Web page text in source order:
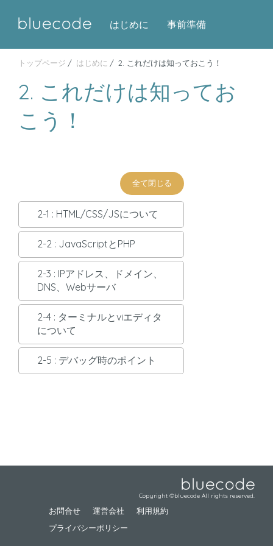
はじめに 事前準備
トップページ はじめに 2. これだけは知っておこう！
2. これだけは知ってお
こう！
全て閉じる
2-1 : HTML/CSS/JSについて
2-2 : JavaScriptとPHP
2-3 : IPアドレス、ドメイン、
DNS、Webサーバ
2-4 : ターミナルとviエディタ
について
2-5 : デバッグ時のポイント
Copyright ©bluecode All rights reserved.
お問合せ 運営会社
利用規約
プライバシーポリシー